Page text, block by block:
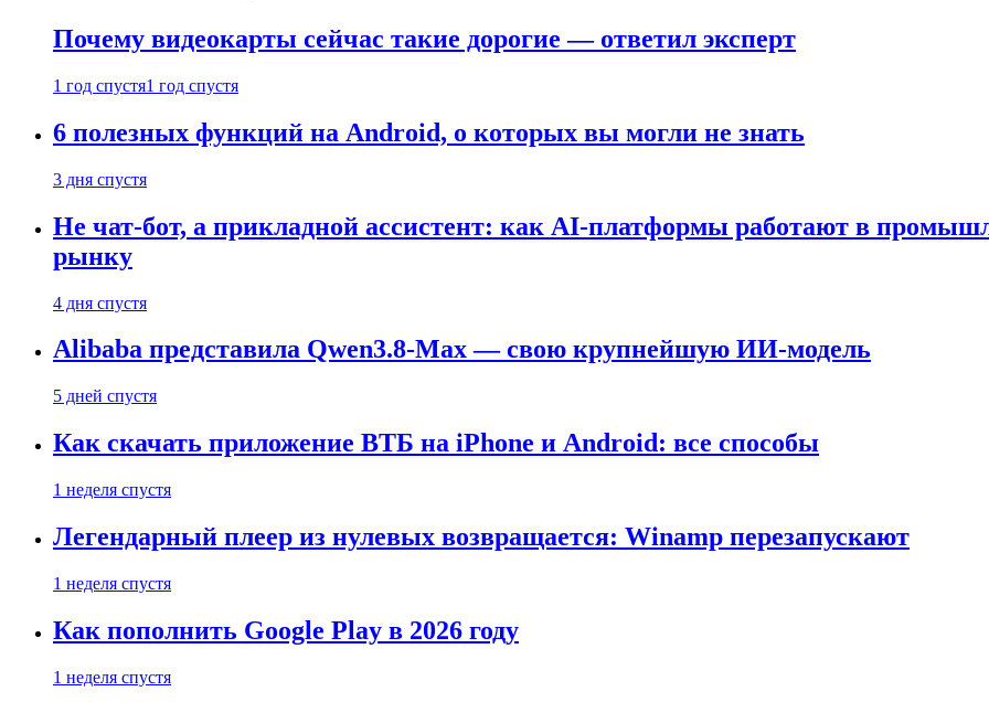
Почему видеокарты сейчас такие дорогие — ответил эксперт
1 год спустя1 год спустя
6 полезных функций на Android, о которых вы могли не знать
3 дня спустя
Не чат-бот, а прикладной ассистент: как AI-платформы работают в
рынку
4 дня спустя
Alibaba представила Qwen3.8-Max — свою крупнейшую ИИ-модель
5 дней спустя
Как скачать приложение ВТБ на iPhone и Android: все способы
1 неделя спустя
Легендарный плеер из нулевых возвращается: Winamp перезапускают
1 неделя спустя
Как пополнить Google Play в 2026 году
1 неделя спустя